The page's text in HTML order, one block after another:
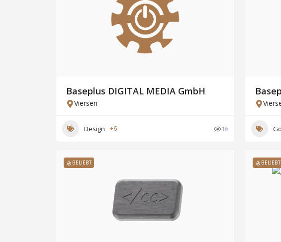
Baseplus DIGITAL MEDIA GmbH
Viersen
Design +6 16
BELIEBT BELIEBT